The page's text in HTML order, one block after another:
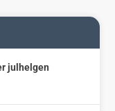
julhelgen